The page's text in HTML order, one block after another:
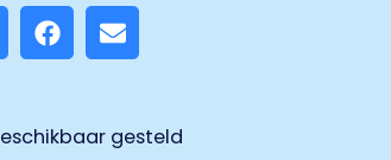
gesteld